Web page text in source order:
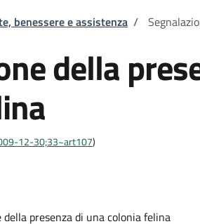
benessere e assistenza /
della
12-30;33~art107)
presenza di una colonia felina